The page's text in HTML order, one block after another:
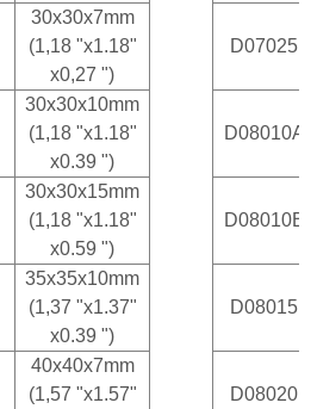
30x30x7mm
(1,18 "x1.18"
x0,27 ")
D07025
30x30x10mm
(1,18 "x1.18"
x0.39 ")
D08010A
30x30x15mm
(1,18 "x1.18"
x0.59 ")
D08010B
35x35x10mm
(1,37 "x1.37"
x0.39 ")
D08015
40x40x7mm
(1,57 "x1.57"
D08020